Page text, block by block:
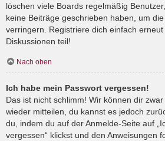
löschen viele Boards regelmäßig
keine Beiträge geschrieben haben, um
verringern. Registriere dich einfach
Diskussionen teil!
Nach oben
Ich habe mein Passwort vergessen!
Das ist nicht schlimm! Wir können dir
wieder mitteilen, du kannst es jedoch
du, indem du auf der Anmelde-Seite auf
vergessen“ klickst und den Anweisungen